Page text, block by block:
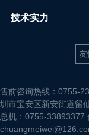
技术实力
售前咨询热线：0755-
圳市宝安区新安街道留
总机：0755-33893377